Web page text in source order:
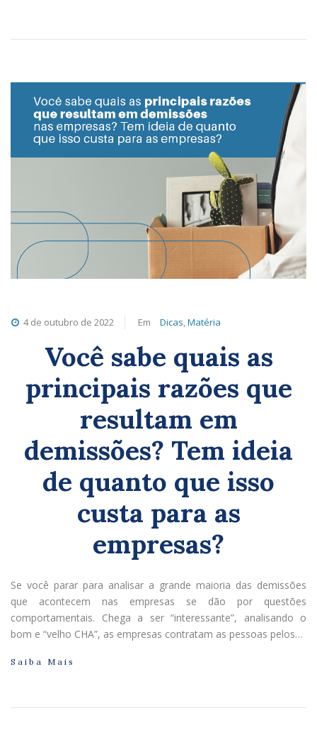
4 de outubro de 2022 Em Dicas,Matéria
Você sabe quais as
principais razões que
resultam em
demissões? Tem ideia
de quanto que isso
custa para as
empresas?
Se você parar para analisar a grande maioria das demissões
que acontecem nas empresas se dão por questões
comportamentais. Chega a ser “interessante”, analisando o
bom e “velho CHA”, as empresas contratam as pessoas pelos…
Saiba Mais